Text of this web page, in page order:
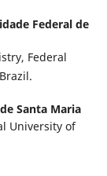
Federal de
Federal
Santa Maria
University of